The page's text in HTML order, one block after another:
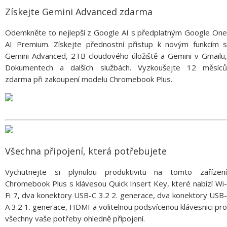
Získejte Gemini Advanced zdarma
Odemkněte to nejlepší z Google AI s předplatným Google One
AI Premium. Získejte přednostní přístup k novým funkcím s
Gemini Advanced, 2TB cloudového úložiště a Gemini v Gmailu,
Dokumentech a dalších službách. Vyzkoušejte 12 měsíců
zdarma při zakoupení modelu Chromebook Plus.
Všechna připojení, která potřebujete
Vychutnejte si plynulou produktivitu na tomto zařízení
Chromebook Plus s klávesou Quick Insert Key, které nabízí Wi-
Fi 7, dva konektory USB-C 3.2 2. generace, dva konektory USB-
A 3.2 1. generace, HDMI a volitelnou podsvícenou klávesnici pro
všechny vaše potřeby ohledně připojení.